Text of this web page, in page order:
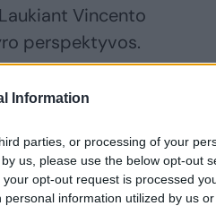
Information
parties, or processing of your
us, please use the below opt-out
opt-out request is processed
information utilized by us
Vincento
perspektyvos.
vaiko
atrodo,
reikalas“.